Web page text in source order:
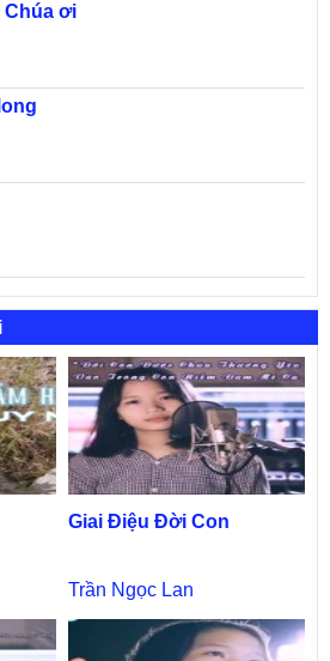
Chúa ơi
Giai Điệu Đời Con
Trần Ngọc Lan